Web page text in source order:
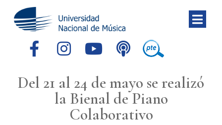
Del 21 al 24 de mayo se realizó
la Bienal de Piano
Colaborativo